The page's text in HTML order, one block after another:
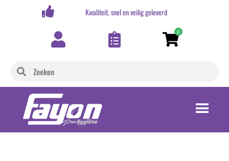
Kwaliteit, snel en veilig geleverd
0